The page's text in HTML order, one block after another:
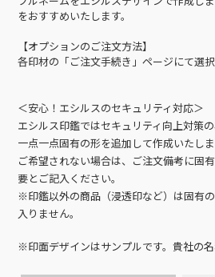
をおすすめいたします。
【オプションのご注文方法】
各印材の「ご注文手続き」ページにて選択
＜安心！エシルスのセキュリティ対応＞
エシルス印鑑ではセキュリティ向上対策の
一点一点固有の形を追加して作成いたしま
ご希望されない場合は、ご注文備考に固
要とご記入ください。
※印鑑以外の商品（浸透印など）は固有
入りません。
※印面デザインはサンプルです。貴社の名